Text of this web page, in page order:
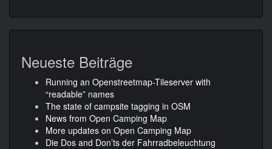
Neueste Beiträge
Running an Openstreetmap-Tileserver with
“readable” names
The state of campsite tagging in OSM
News from Open Camping Map
More updates on Open Camping Map
Die Dos and Don’ts der Fahrradbeleuchtung